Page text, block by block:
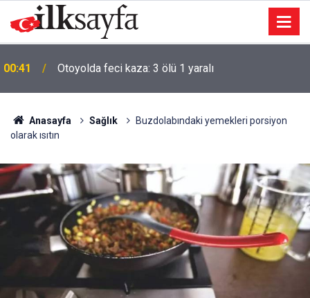
00:41 Otoyolda feci kaza: 3 ölü 1 yaralı
Anasayfa Sağlık
Buzdolabındaki yemekleri porsiyon
olarak ısıtın